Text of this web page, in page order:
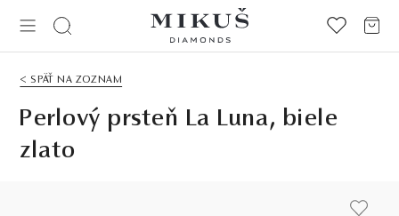
< SPÄŤ NA ZOZNAM
Perlový prsteň La Luna, biele
zlato